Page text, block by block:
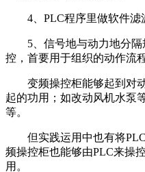
4、PLC程序里做软件滤
5、信号地与动力地分隔
控，首要用于组织的动作流
变频操控柜能够起到对动
起的功用；如改动风机水泵
等。
但实践运用中也有将PLC
频操控柜也能够由PLC来操
用。